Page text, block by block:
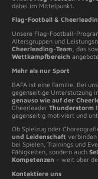
dabei im Mittelpunkt.
Flag-Football &
Unsere Flag-Football-
Altersgruppen und
Cheerleading-Team, das
Wettkampfbereich
Mehr als nur Sport
BAFA ist eine Familie. Bei
gegenseitige Unterstützung
genauso wie auf der
Cheerleader Thunderstorm
gegenseitig motiviert und
Ob Spielzug oder
und Leidenschaft verbinden
bei Spielen, Trainings und
Fähigkeiten, sondern auch
Kompetenzen – weit über
Kontaktiere uns